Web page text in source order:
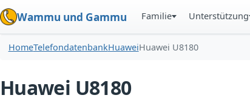
Wammu und Gammu Familie Unterstützung
HomeTelefondatenbankHuaweiHuawei U8180
Huawei U8180